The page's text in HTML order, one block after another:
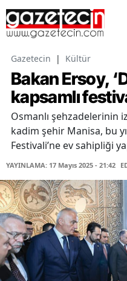
Gazetecin | Kültür
Bakan Ersoy,
kapsamlı
Osmanlı şehzadelerinin
kadim şehir Manisa, bu
Festivali’ne ev sahipliği
YAYINLAMA: 17 Mayıs 2025 - 21:42